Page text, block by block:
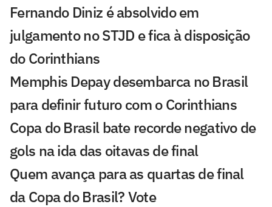
Fernando Diniz é absolvido em
julgamento no STJD e fica à disposição
do Corinthians
Memphis Depay desembarca no Brasil
para definir futuro com o Corinthians
Copa do Brasil bate recorde negativo de
gols na ida das oitavas de final
Quem avança para as quartas de final
da Copa do Brasil? Vote